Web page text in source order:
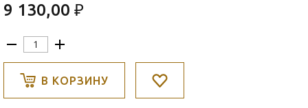
9 130,00 ₽
В КОРЗИНУ